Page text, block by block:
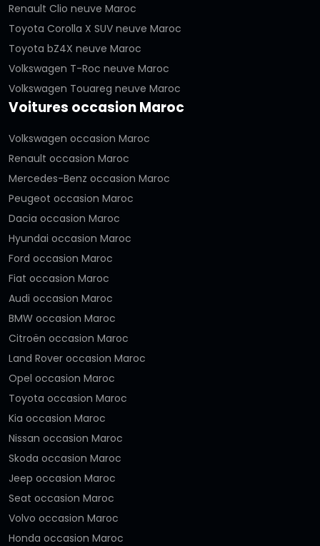
Renault Clio neuve Maroc
Toyota Corolla X SUV neuve Maroc
Toyota bZ4X neuve Maroc
Volkswagen T-Roc neuve Maroc
Volkswagen Touareg neuve Maroc
Voitures occasion Maroc
Volkswagen occasion Maroc
Renault occasion Maroc
Mercedes-Benz occasion Maroc
Peugeot occasion Maroc
Dacia occasion Maroc
Hyundai occasion Maroc
Ford occasion Maroc
Fiat occasion Maroc
Audi occasion Maroc
BMW occasion Maroc
Citroën occasion Maroc
Land Rover occasion Maroc
Opel occasion Maroc
Toyota occasion Maroc
Kia occasion Maroc
Nissan occasion Maroc
Skoda occasion Maroc
Jeep occasion Maroc
Seat occasion Maroc
Volvo occasion Maroc
Honda occasion Maroc